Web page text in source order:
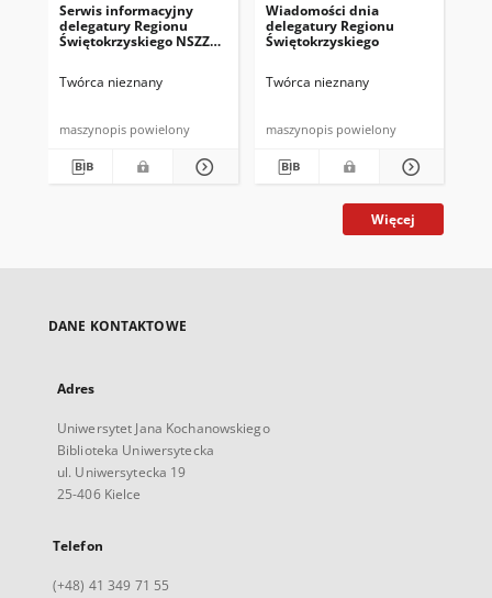
Serwis informacyjny
delegatury Regionu
Świętokrzyskiego NSZZ
Twórca nieznany
maszynopis powielony
Wiadomości dnia
delegatury Regionu
Świętokrzyskiego
Twórca nieznany
maszynopis powielony
Więcej
DANE KONTAKTOWE
Adres
Uniwersytet Jana Kochanowskiego
Biblioteka Uniwersytecka
ul. Uniwersytecka 19
25-406 Kielce
Telefon
(+48) 41 349 71 55